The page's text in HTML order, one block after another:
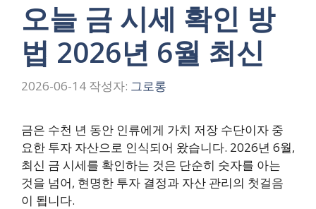
오늘 금 시세 확인 방
법 2026년 6월 최신
2026-06-14 작성자: 그로롱
금은 수천 년 동안 인류에게 가치 저장 수단이자 중
요한 투자 자산으로 인식되어 왔습니다. 2026년 6월,
최신 금 시세를 확인하는 것은 단순히 숫자를 아는
것을 넘어, 현명한 투자 결정과 자산 관리의 첫걸음
이 됩니다.